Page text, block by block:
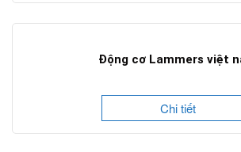
Động cơ Lammers việt
Chi tiết